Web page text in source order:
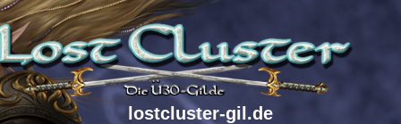
lostcluster-gil.de